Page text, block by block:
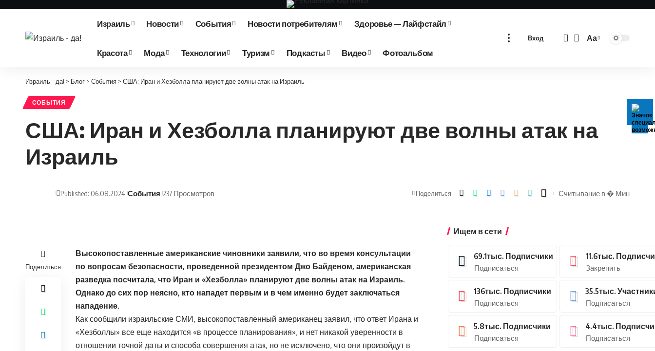
Израиль Новости События Новости потребителям Здоровье — Лайфстайл
Красота Мода Технологии Туризм Подкасты Видео Фотоальбом
Вход
Изменение
Аа
Израиль - да! > Блог > События > США: Иран и Хезболла планируют две волны атак на Израиль
СОБЫТИЯ
США: Иран и Хезболла планируют две волны атак на
Израиль
Published: 06.08.2024 События 237 Просмотров Поделиться Считывание в � Мин
Поделиться
Высокопоставленные американские чиновники заявили, что во время консультации
по вопросам безопасности, проведенной президентом Джо Байденом, американская
разведка посчитала, что Иран и «Хезболла» планируют две волны атак на Израиль.
Однако до сих пор неясно, кто нападет первым и в чем именно будет заключаться
нападение.
Как сообщили израильские СМИ, высокопоставленный американец заявил, что ответ Ирана и
«Хезболлы» все еще находится «в процессе планирования», и нет никакой уверенности в
отношении точной даты и способа совершения атак, но не исключено, что они произойдут в
Ищем в сети
69.1тыс. Подписчики
Подписаться
11.6тыс.
Закрепить
136тыс. Подписчики
Подписаться
35.5тыс.
Подписаться
5.8тыс. Подписчики
Подписаться
4.4тыс.
Подписаться